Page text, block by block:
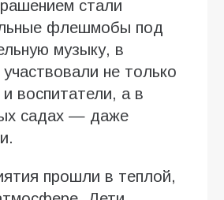
стали
флешмобы под
музыку, в
не только
воспитатели, а в
садах — даже
прошли в теплой,